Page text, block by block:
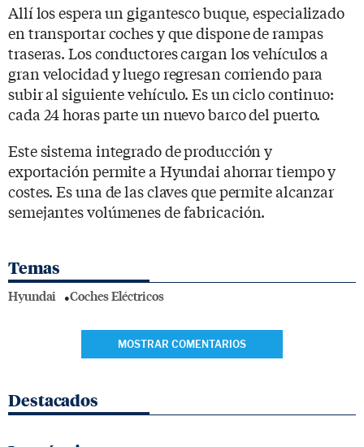
Allí los espera un gigantesco buque, especializado
en transportar coches y que dispone de rampas
traseras. Los conductores cargan los vehículos a
gran velocidad y luego regresan corriendo para
subir al siguiente vehículo. Es un ciclo continuo:
cada 24 horas parte un nuevo barco del puerto.
Este sistema integrado de producción y
exportación permite a Hyundai ahorrar tiempo y
costes. Es una de las claves que permite alcanzar
semejantes volúmenes de fabricación.
Temas
Hyundai Coches Eléctricos
MOSTRAR COMENTARIOS
Destacados